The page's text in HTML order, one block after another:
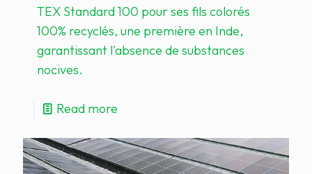
TEX Standard 100 pour ses fils colorés
100% recyclés, une première en Inde,
garantissant l'absence de substances
nocives.
Read more